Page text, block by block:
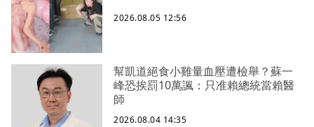
2026.08.05 12:56
幫凱道絕食小雞量血壓遭檢舉？蘇一
峰恐挨罰10萬諷：只准賴總統當賴醫
師
2026.08.04 14:35